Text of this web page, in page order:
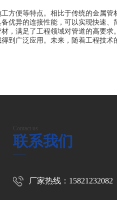
方便等特点。相比于传统的金属
优异的连接性能，可以实现快速、
，满足了工程领域对管道的高要
到广泛应用。未来，随着工程技
联系我们
厂家热线：15821232082